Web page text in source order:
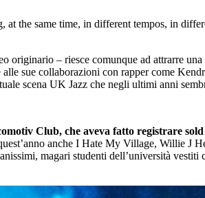
the same time, in different tempos, in
originario – riesce comunque ad attrarre una
sue collaborazioni con rapper come
scena UK Jazz che negli ultimi anni
Club, che aveva fatto registrare
anche I Hate My Village, Willie J
magari studenti dell’università vestiti